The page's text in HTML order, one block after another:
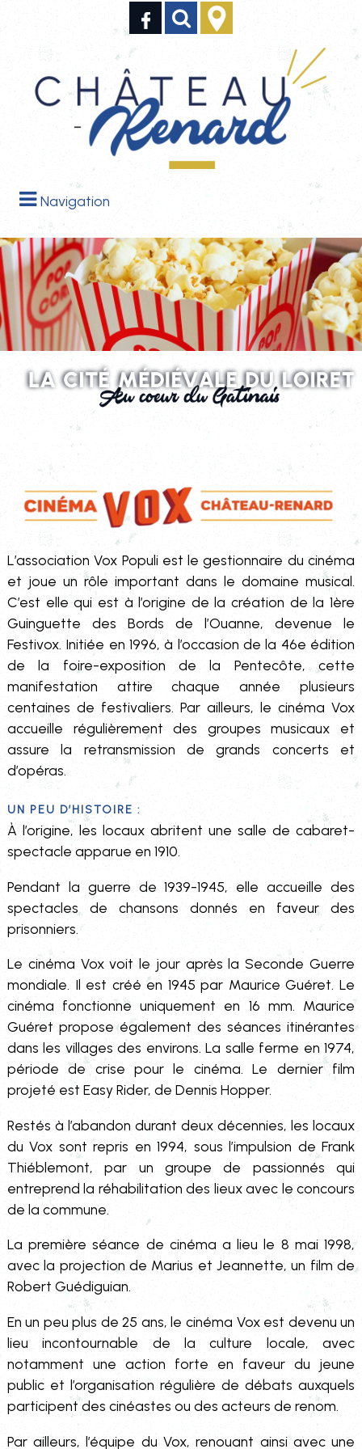
Navigation
L’association Vox Populi est le gestionnaire du cinéma
et joue un rôle important dans le domaine musical.
C’est elle qui est à l’origine de la création de la 1ère
Guinguette des Bords de l’Ouanne, devenue le
Festivox. Initiée en 1996, à l’occasion de la 46e édition
de la foire-exposition de la Pentecôte, cette
manifestation attire chaque année plusieurs
centaines de festivaliers. Par ailleurs, le cinéma Vox
accueille régulièrement des groupes musicaux et
assure la retransmission de grands concerts et
d’opéras.
Un peu d’histoire :
À l’origine, les locaux abritent une salle de cabaret-
spectacle apparue en 1910.
Pendant la guerre de 1939-1945, elle accueille des
spectacles de chansons donnés en faveur des
prisonniers.
Le cinéma Vox voit le jour après la Seconde Guerre
mondiale. Il est créé en 1945 par Maurice Guéret. Le
cinéma fonctionne uniquement en 16 mm. Maurice
Guéret propose également des séances itinérantes
dans les villages des environs. La salle ferme en 1974,
période de crise pour le cinéma. Le dernier film
projeté est Easy Rider, de Dennis Hopper.
Restés à l’abandon durant deux décennies, les locaux
du Vox sont repris en 1994, sous l’impulsion de Frank
Thiéblemont, par un groupe de passionnés qui
entreprend la réhabilitation des lieux avec le concours
de la commune.
La première séance de cinéma a lieu le 8 mai 1998,
avec la projection de Marius et Jeannette, un film de
Robert Guédiguian.
En un peu plus de 25 ans, le cinéma Vox est devenu un
lieu incontournable de la culture locale, avec
notamment une action forte en faveur du jeune
public et l’organisation régulière de débats auxquels
participent des cinéastes ou des acteurs de renom.
Par ailleurs, l’équipe du Vox, renouant ainsi avec une